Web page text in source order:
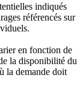
indiqués
référencés sur
en fonction de
la disponibilité du
la demande doit